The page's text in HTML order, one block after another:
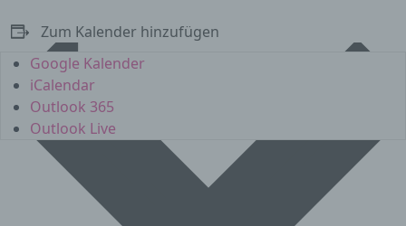
Zum Kalender hinzufügen
Google Kalender
iCalendar
Outlook 365
Outlook Live